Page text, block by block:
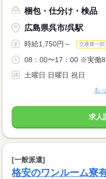
梱包・仕分け・検品
広島県呉市/呉駅
時給1,750円～ 交通費一部
08：00〜17：00 ※実働
土曜日 日曜日 祝日
も
求人
[一般派遣]
格安のワンルーム寮